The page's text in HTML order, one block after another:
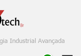
Industrial Avançada